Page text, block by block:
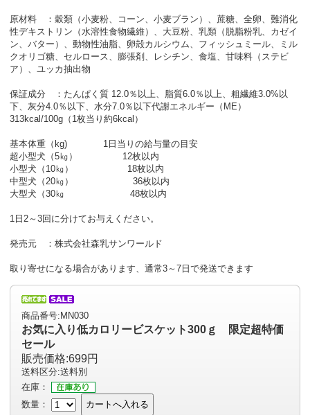
原材料 ：穀類（小麦粉、コーン、小麦ブラン）、蔗糖、全卵、難消化
性デキストリン（水溶性食物繊維）、大豆粉、乳類（脱脂粉乳、カゼイ
ン、バター）、動物性油脂、卵殻カルシウム、フィッシュミール、ミル
クオリゴ糖、セルロース、膨張剤、レシチン、食塩、甘味料（ステビ
ア）、ユッカ抽出物
保証成分 ：たんぱく質 12.0％以上、脂質6.0％以上、粗繊維3.0%以
下、灰分4.0％以下、水分7.0％以下代謝エネルギー（ME）
313kcal/100g（1枚当り約6kcal）
基本体重（kg) 1日当りの給与量の目安
超小型犬（5㎏） 12枚以内
小型犬（10㎏） 18枚以内
中型犬（20㎏） 36枚以内
大型犬（30㎏ 48枚以内
1日2～3回に分けてお与えください。
発売元 ：株式会社森乳サンワールド
取り寄せになる場合があります、通常3～7日で発送できます
商品番号:MN030
お気に入り低カロリービスケット300ｇ 限定超特価
セール
販売価格:699円
送料区分:送料別
在庫：
数量：
カートへ入れる